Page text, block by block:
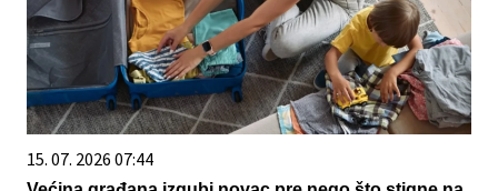
15. 07. 2026 07:44